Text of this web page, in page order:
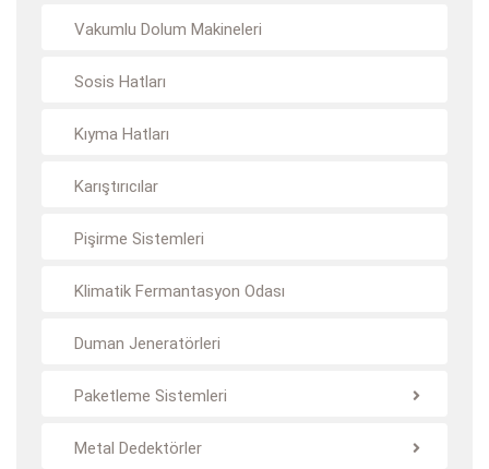
Vakumlu Dolum Makineleri
Sosis Hatları
Kıyma Hatları
Karıştırıcılar
Pişirme Sistemleri
Klimatik Fermantasyon Odası
Duman Jeneratörleri
Paketleme Sistemleri
Metal Dedektörler